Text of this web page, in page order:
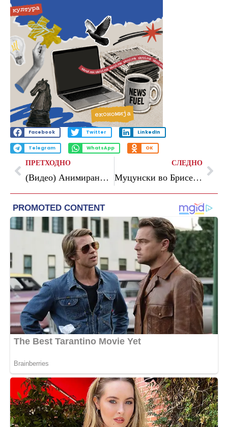
Facebook Twitter LinkedIn
Telegram WhatsApp OK
ПРЕТХОДНО
(Видео) Анимираниот цртан филм „Кликни безбедно“ достапен на „Јутјуб“
СЛЕДНО
Муцунски во Брисел ја реафирмираше поддршката за Украина: Земјата се соочува со неоправдана агресија од Русија